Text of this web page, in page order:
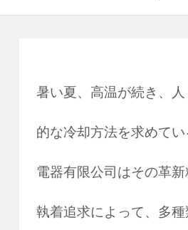
暑い夏、高温が続き、
的な冷却方法を求めて
電器有限公司はその革
執着追求によって、多